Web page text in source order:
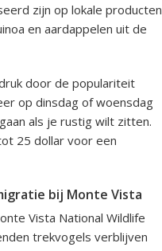
zijn op lokale producten
en aardappelen uit de
door de populariteit
op dinsdag of woensdag
als je rustig wilt zitten.
25 dollar voor een
bij Monte Vista
Vista National Wildlife
trekvogels verblijven